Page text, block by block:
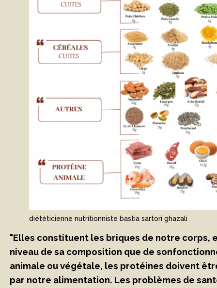
diététicienne nutritionniste bastia sartori ghazali
"Elles constituent les briques de notre corps,
niveau de sa composition que de
animale ou végétale, les protéines doivent
par notre alimentation. Les problèmes de